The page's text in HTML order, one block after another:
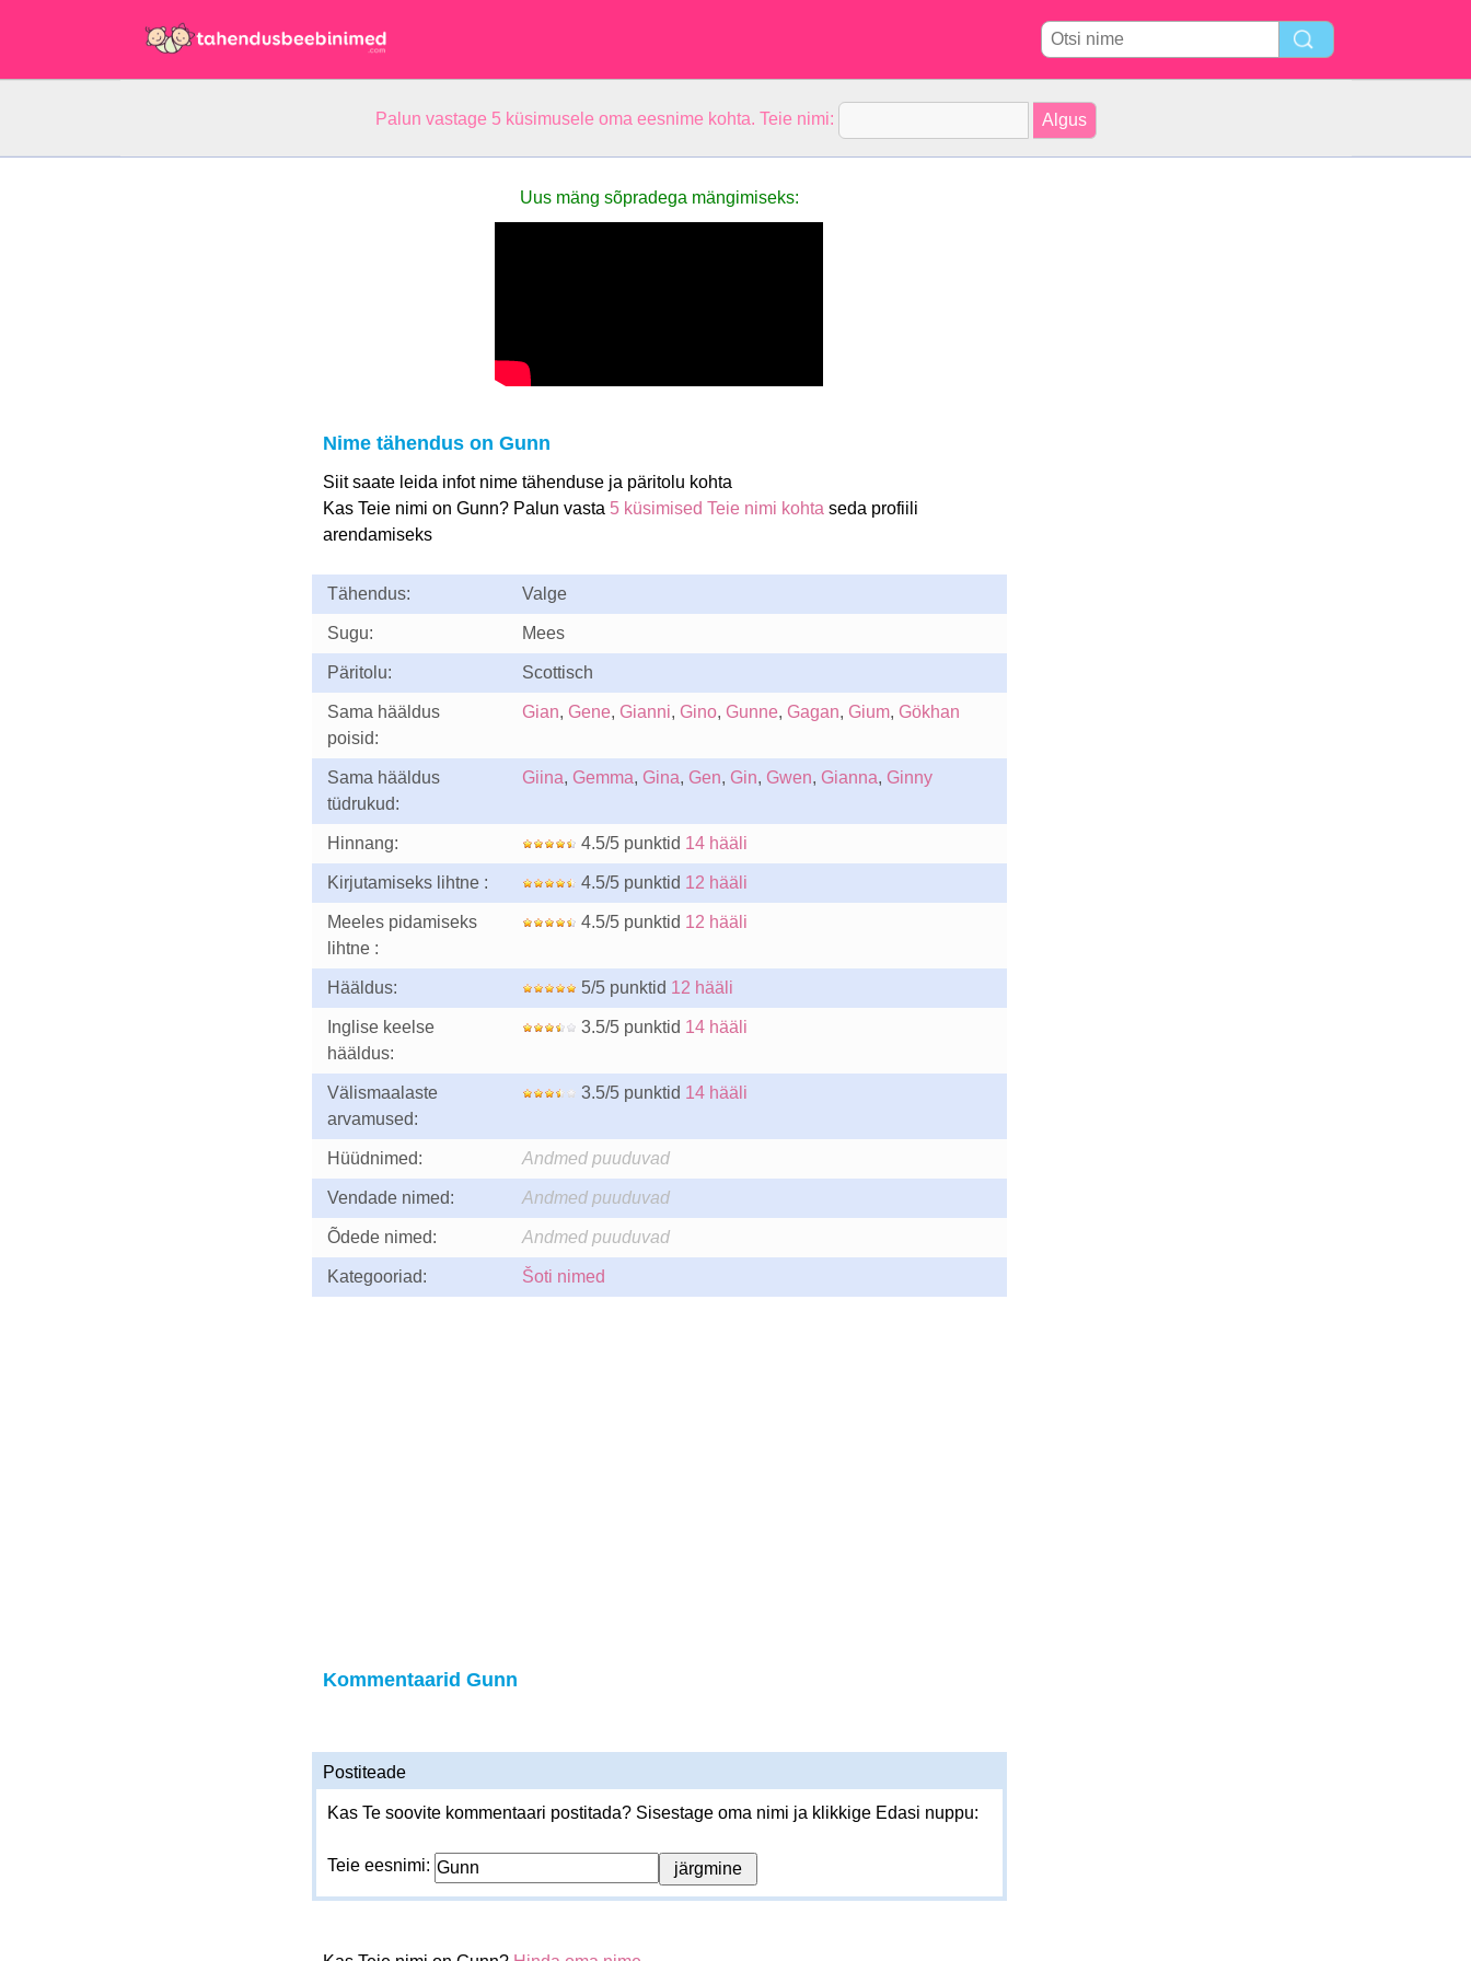
Palun vastage 5 küsimusele oma eesnime kohta. Teie nimi:
Uus mäng sõpradega mängimiseks:
Nime tähendus on Gunn
Siit saate leida infot nime tähenduse ja päritolu kohta
Kas Teie nimi on Gunn? Palun vasta 5 küsimised Teie nimi kohta seda profiili
arendamiseks
Tähendus: Valge
Sugu: Mees
Päritolu: Scottisch
Sama hääldus
poisid:
Gian, Gene, Gianni, Gino, Gunne, Gagan, Gium, Gökhan
Sama hääldus
tüdrukud:
Giina, Gemma, Gina, Gen, Gin, Gwen, Gianna, Ginny
Hinnang: 4.5/5 punktid 14 hääli
Kirjutamiseks lihtne : 4.5/5 punktid 12 hääli
Meeles pidamiseks
lihtne :
4.5/5 punktid 12 hääli
Hääldus: 5/5 punktid 12 hääli
Inglise keelse
hääldus:
3.5/5 punktid 14 hääli
Välismaalaste
arvamused:
3.5/5 punktid 14 hääli
Hüüdnimed: Andmed puuduvad
Vendade nimed: Andmed puuduvad
Õdede nimed: Andmed puuduvad
Kategooriad: Šoti nimed
Kommentaarid Gunn
Postiteade
Kas Te soovite kommentaari postitada? Sisestage oma nimi ja klikkige Edasi nuppu:
Teie eesnimi: